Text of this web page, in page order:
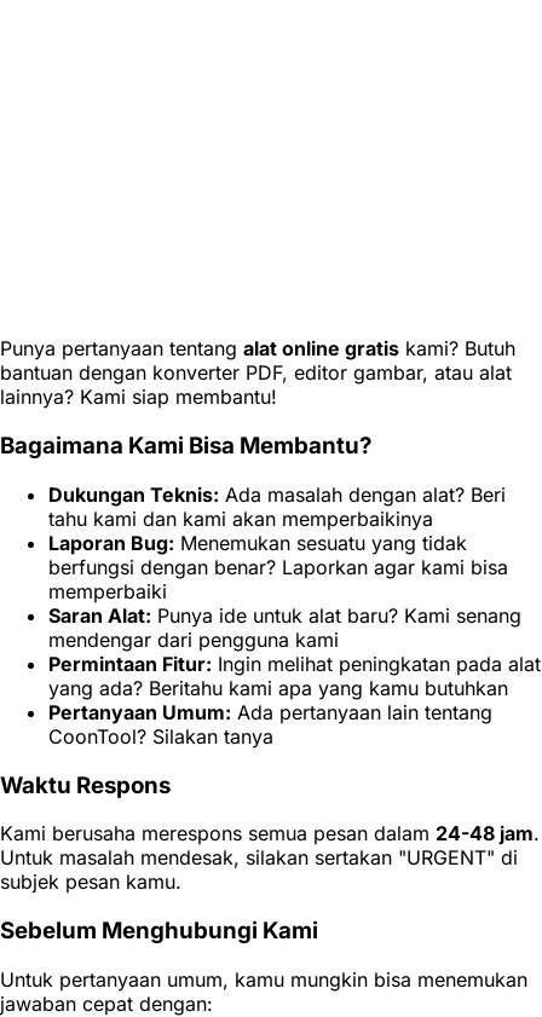
Punya pertanyaan tentang alat online gratis kami? Butuh
bantuan dengan konverter PDF, editor gambar, atau alat
lainnya? Kami siap membantu!
Bagaimana Kami Bisa Membantu?
Dukungan Teknis: Ada masalah dengan alat? Beri
tahu kami dan kami akan memperbaikinya
Laporan Bug: Menemukan sesuatu yang tidak
berfungsi dengan benar? Laporkan agar kami bisa
memperbaiki
Saran Alat: Punya ide untuk alat baru? Kami senang
mendengar dari pengguna kami
Permintaan Fitur: Ingin melihat peningkatan pada alat
yang ada? Beritahu kami apa yang kamu butuhkan
Pertanyaan Umum: Ada pertanyaan lain tentang
CoonTool? Silakan tanya
Waktu Respons
Kami berusaha merespons semua pesan dalam 24-48 jam.
Untuk masalah mendesak, silakan sertakan "URGENT" di
subjek pesan kamu.
Sebelum Menghubungi Kami
Untuk pertanyaan umum, kamu mungkin bisa menemukan
jawaban cepat dengan: